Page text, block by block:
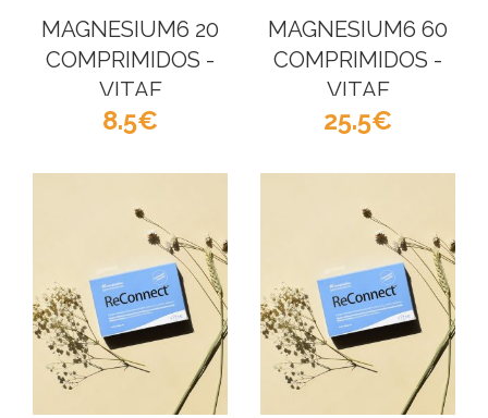
MAGNESIUM6 20
COMPRIMIDOS -
VITAE
8.5
MAGNESIUM6 60
COMPRIMIDOS -
VITAE
25.5